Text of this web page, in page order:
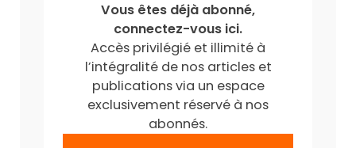
Vous êtes déjà abonné,
connectez-vous ici.
Accès privilégié et illimité à
l’intégralité de nos articles et
publications via un espace
exclusivement réservé à nos
abonnés.